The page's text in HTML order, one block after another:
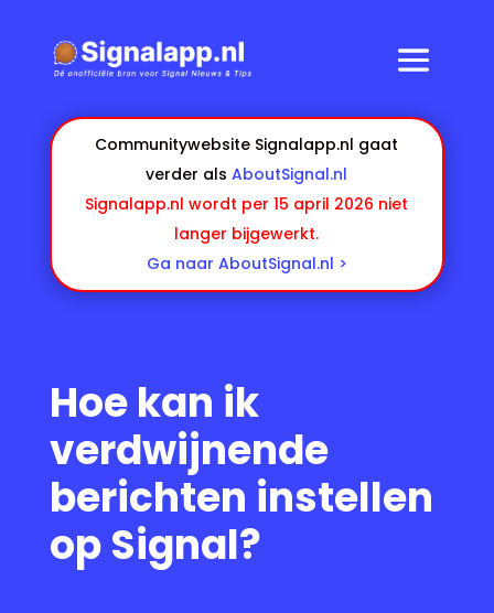
Communitywebsite Signalapp.nl gaat
verder alsAboutSignal.nl
Signalapp.nl wordt per 15 april 2026 niet
langer bijgewerkt.
Ga naar AboutSignal.nl >
Hoe kan ik
verdwijnende
berichten instellen
op Signal?